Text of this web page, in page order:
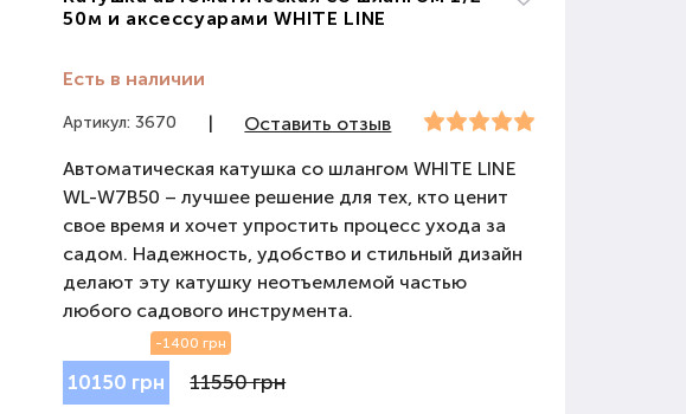
50м и аксессуарами WHITE LINE
Есть в наличии
Артикул: 3670 |
Оставить отзыв
Автоматическая катушка со шлангом WHITE LINE
WL-W7B50 – лучшее решение для тех, кто ценит
свое время и хочет упростить процесс ухода за
садом. Надежность, удобство и стильный дизайн
делают эту катушку неотъемлемой частью
любого садового инструмента.
10150 грн
-1400 грн
11550 грн